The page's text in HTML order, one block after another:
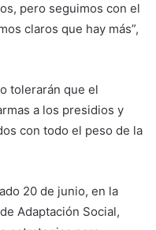
pero seguimos con el
claros que hay más”,
tolerarán que el
a los presidios y
con todo el peso de la
20 de junio, en la
Adaptación Social,